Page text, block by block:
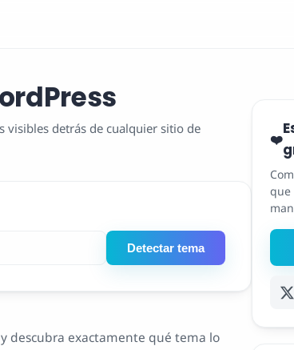
detrás de cualquier sitio de
Detectar tema
descubra exactamente qué tema lo
❤️
que